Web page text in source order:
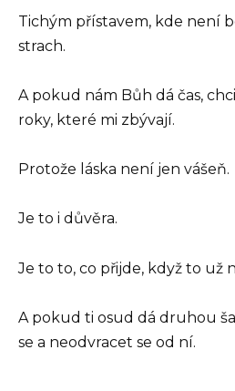
Tichým přístavem, kde není
strach.
A pokud nám Bůh dá čas,
roky, které mi zbývají.
Protože láska není jen vášeň.
Je to i důvěra.
Je to to, co přijde, když to už
A pokud ti osud dá druhou
se a neodvracet se od ní.